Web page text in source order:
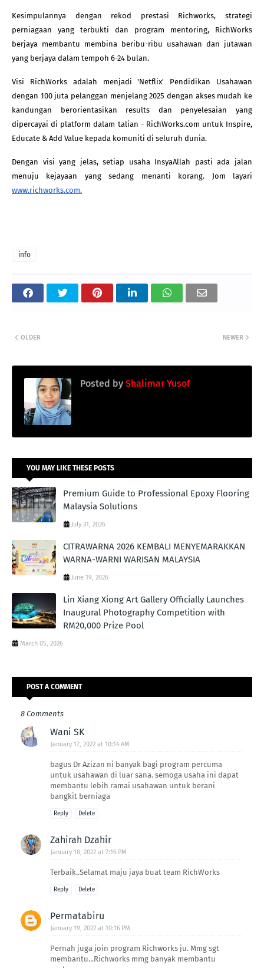
Kesimpulannya dengan rekod prestasi Richworks, strategi
perniagaan yang terbukti dan program mentoring, RichWorks
berjaya membantu membina beribu-ribu usahawan dan jutawan
yang berjaya dalam tempoh 6-24 bulan.
Visi RichWorks adalah menjadi 'Netflix' Pendidikan Usahawan
dengan 100 juta pelanggan menjelang 2025 dengan akses mudah ke
kandungan berorientasikan results dan penyelesaian yang
dipercayai di platform dalam talian - RichWorks.com untuk Inspire,
Educate & Add Value kepada komuniti di seluruh dunia.
Dengan visi yang jelas, setiap usaha InsyaAllah pasti ada jalan
www.richworks.com.
info
NEWER
OLDER
Posted by Shalimar Yusof
YOU MAY LIKE THESE POSTS
Premium Guide to Professional Epoxy Flooring
Malaysia Solutions
July 31, 2026
CITRAWARNA 2026 KEMBALI MENYEMARAKKAN
WARNA-WARNI WARISAN MALAYSIA
June 19, 2026
Lin Xiang Xiong Art Gallery Officially Launches
Inaugural Photography Competition with
RM20,000 Prize Pool
March 05, 2026
POST A COMMENT
8 Comments
Wani SK
January 17, 2022 at 10:14 AM
bagus Dr Azizan ni banyak bagi program percuma
untuk usahawan di luar sana. semoga usaha ini dapat
membantu lebih ramai usahawan untuk berani
bangkit berniaga
Reply Delete
Zahirah Dzahir
January 18, 2022 at 7:16 PM
Terbaik..Selamat maju jaya buat team RichWorks
Reply Delete
Permatabiru
January 19, 2022 at 10:16 PM
Pernah juga join program Richworks ju. Mmg sgt
membantu...Richworks mmg banyak membantu